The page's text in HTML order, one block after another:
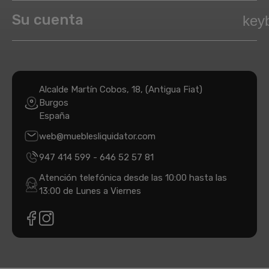
Su cuenta
Alcalde Martín Cobos, 18, (Antigua Fiat)
Burgos
España
web@mueblesliquidator.com
947 414 599 - 646 52 57 81
Atención telefónica desde las 10:00 hasta las
13:00 de Lunes a Viernes